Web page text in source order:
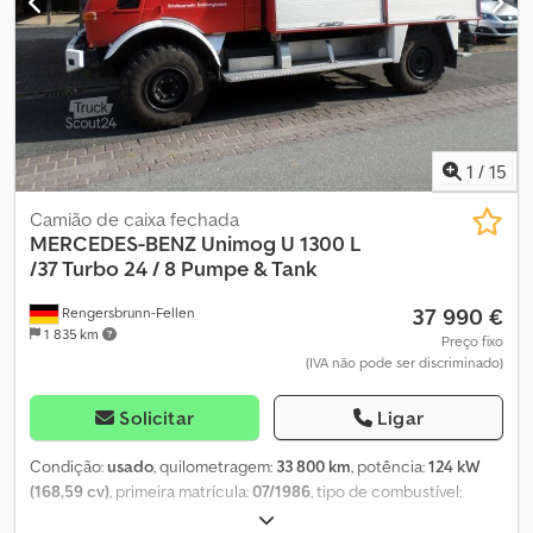
1 / 15
Rengersbrunn-Fellen
1 835 km
Camião de caixa fechada
MERCEDES-BENZ Unimog U 1300 L
/37 Turbo 24 / 8 Pumpe & Tank
37 990 €
Preço fixo
(IVA não pode ser discriminado)
Solicitar Ligar
Condição:usado, quilometragem: 33 800 km, potência:124 kW
(168,59 cv), primeira matrícula:07/1986, tipo de combustível:
, próxima inspeção (TÜV):